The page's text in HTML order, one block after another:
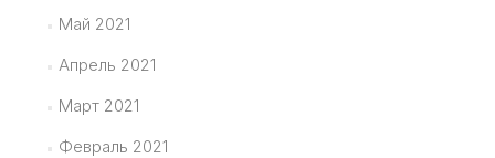
Май 2021
Апрель 2021
Март 2021
Февраль 2021